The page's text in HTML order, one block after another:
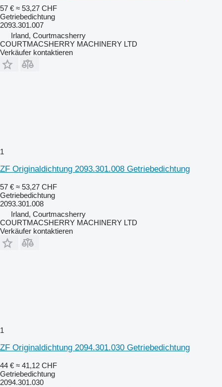
57 € ≈ 53,27 CHF
Getriebedichtung
2093.301.007
Irland, Courtmacsherry
COURTMACSHERRY MACHINERY LTD
Verkäufer kontaktieren
1
ZF Originaldichtung 2093.301.008 Getriebedichtung
57 € ≈ 53,27 CHF
Getriebedichtung
2093.301.008
Irland, Courtmacsherry
COURTMACSHERRY MACHINERY LTD
Verkäufer kontaktieren
1
ZF Originaldichtung 2094.301.030 Getriebedichtung
44 € ≈ 41,12 CHF
Getriebedichtung
2094.301.030